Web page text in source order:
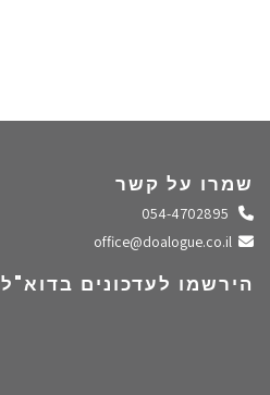
שמרו על קשר
התקשרו אלינו
שלחו מייל
הירשמו לעדכונים בדוא"ל